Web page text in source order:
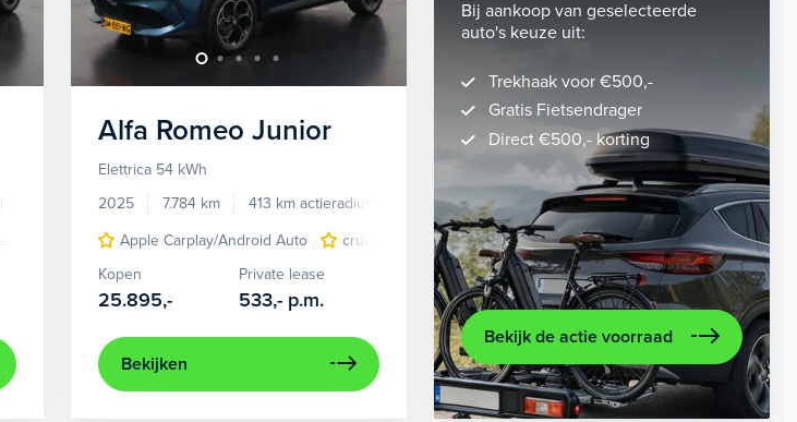
Elektrisch
control adaptief LED koplampen lichtmetalen velgen 5-spaaks 18"
volledig digitaal
Alfa Romeo Junior
Elettrica 54 kWh
2025
7.784 km 413 km actieradius
Elektrisch
Apple Carplay/Android Auto
cruise control adaptief LED koplampen
lichtmetalen
Kopen
25.895,-
Private lease
533,- p.m.
Bekijken
Bij aankoop van geselecteerde
auto's keuze uit:
Trekhaak voor €500,-
Gratis Fietsendrager
Direct €500,- korting
Bekijk de actie voorraad